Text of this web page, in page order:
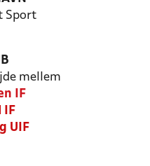
Sport
mellem
IF
IF
UIF